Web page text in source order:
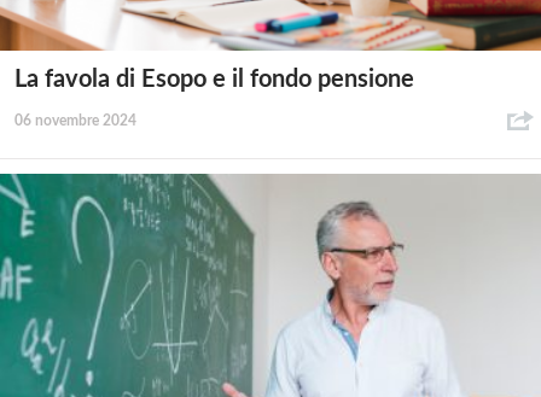
La favola di Esopo e il fondo pensione
06 novembre 2024